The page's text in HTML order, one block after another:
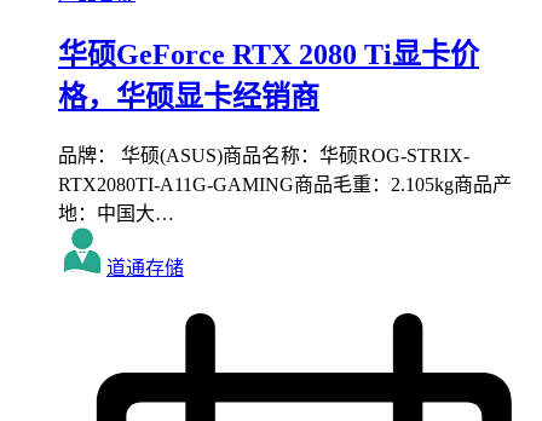
华硕GeForce RTX 2080 Ti显卡价
格，华硕显卡经销商
品牌： 华硕(ASUS)商品名称：华硕ROG-STRIX-
RTX2080TI-A11G-GAMING商品毛重：2.105kg商品产
地：中国大…
道通存储